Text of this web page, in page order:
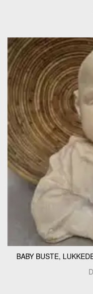
BABY BUSTE,